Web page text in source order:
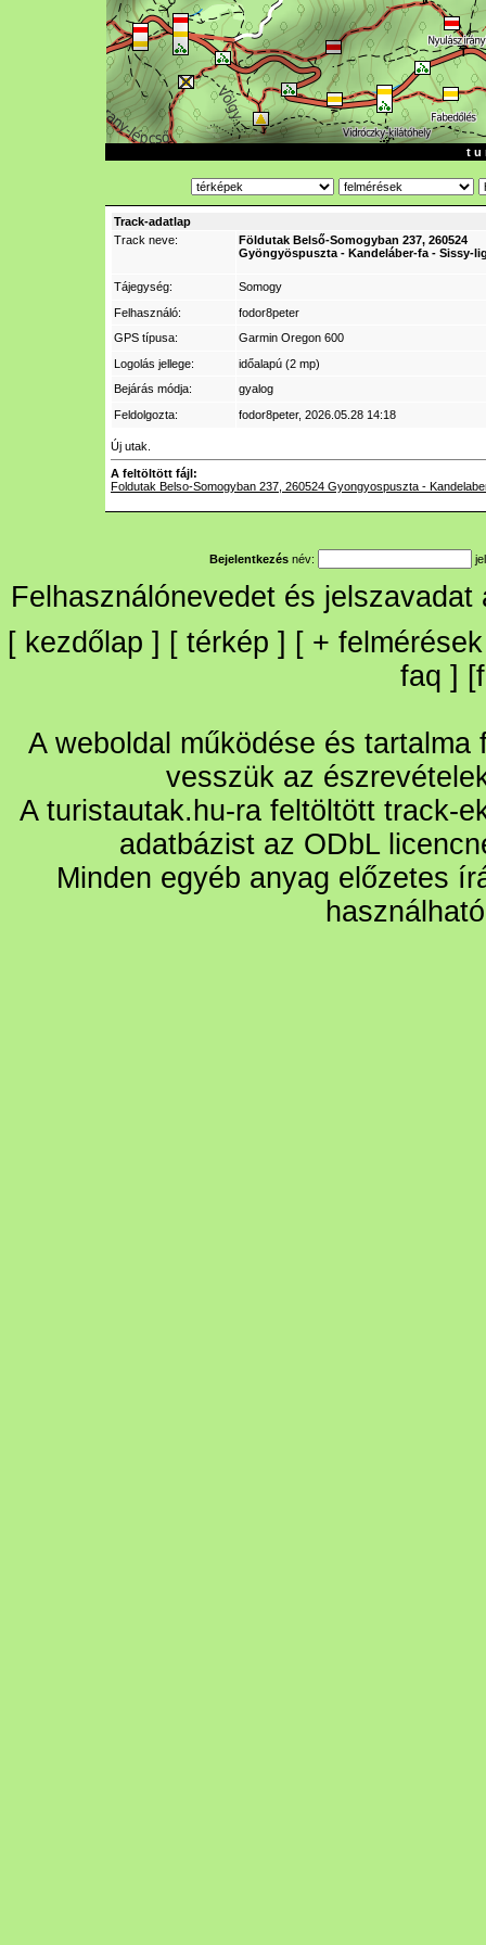
t u
Track-adatlap
Track neve:
Földutak Belső-Somogyban 237, 260524
Gyöngyöspuszta - Kandeláber-fa - Sissy-
Tájegység:
Somogy
Felhasználó:
fodor8peter
GPS típusa:
Garmin Oregon 600
Logolás jellege:
időalapú (2 mp)
Bejárás módja:
gyalog
Feldolgozta:
fodor8peter, 2026.05.28 14:18
Új utak.
A feltöltött fájl:
Foldutak Belso-Somogyban 237, 260524 Gyongyospuszta -
Bejelentkezés név:
Felhasználónevedet és
[ kezdőlap ] [ térkép ] [ + felmérések
faq ] [
A weboldal működése és
vesszük az
A turistautak.hu-ra feltöltött track-
adatbázist az ODbL
Minden egyéb anyag előzetes